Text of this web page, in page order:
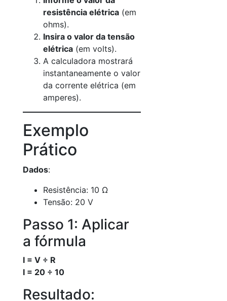
resistência elétrica (em
ohms).
Insira o valor da tensão
elétrica (em volts).
A calculadora mostrará
instantaneamente o valor
da corrente elétrica (em
amperes).
Exemplo
Prático
Dados:
Resistência: 10 Ω
Tensão: 20 V
Passo 1: Aplicar
a fórmula
I = V ÷ R
I = 20 ÷ 10
Resultado: